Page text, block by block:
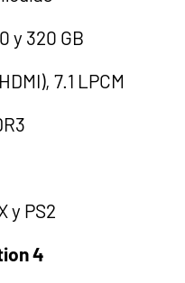
y 320 GB
7.1 LPCM
y PS2
4